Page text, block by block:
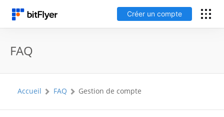
Créer un compte
Créer un compte
FAQ
Accueil FAQ Gestion de compte